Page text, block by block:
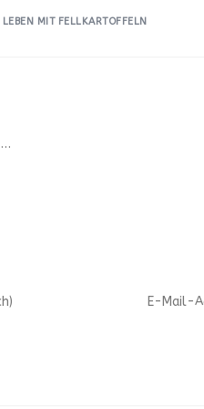
LEBEN MIT FELLKARTOFFELN
deine